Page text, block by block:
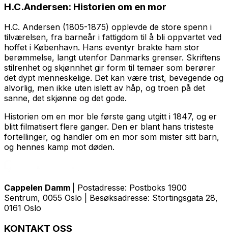
H.C.Andersen: Historien om en mor
H.C. Andersen (1805-1875) opplevde de store spenn i
tilværelsen, fra barneår i fattigdom til å bli oppvartet ved
hoffet i København. Hans eventyr brakte ham stor
berømmelse, langt utenfor Danmarks grenser. Skriftens
stilrenhet og skjønnhet gir form til temaer som berører
det dypt menneskelige. Det kan være trist, bevegende og
alvorlig, men ikke uten islett av håp, og troen på det
sanne, det skjønne og det gode.
Historien om en mor ble første gang utgitt i 1847, og er
blitt filmatisert flere ganger. Den er blant hans tristeste
fortellinger, og handler om en mor som mister sitt barn,
og hennes kamp mot døden.
Cappelen Damm
| Postadresse: Postboks 1900
Sentrum, 0055 Oslo | Besøksadresse: Stortingsgata 28,
0161 Oslo
KONTAKT OSS